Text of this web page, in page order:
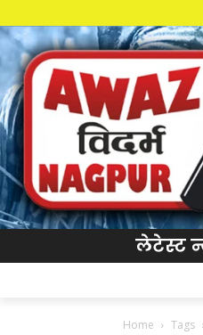
लेटेस्ट
Home Tags